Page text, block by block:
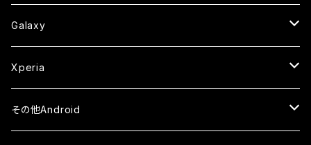
セラミックフィルム
ガラスフィルム
セラミックフィルム
ケース
セラミックフィルム
ガラスフィルム
セラミックフィルム
iPhone6s
ガラスフィルム
ケース・カバー
iPhone6
ガラスフィルム
ガラスフィルム
ケース
iPhone6sPlus
ガラスフィルム
ケース
iPhone7Plus
ガラスフィルム
iPhone8Plus
ガラスフィルム
セラミックフィルム
ケース
Galaxy
ガラスフィルム
セラミックフィルム
Xperia
ガラスフィルム
その他Android